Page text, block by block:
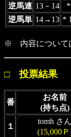
逆馬連 13－14
逆馬単 14→13 *
※ 内容について
□ 投票結果
番
お名前
(持ち点)
１
tomh さん
(15,000